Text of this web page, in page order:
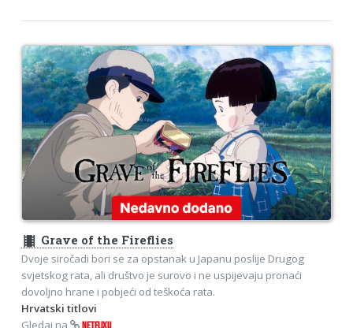
theaters Grave of the Fireflies
Dvoje siročadi bori se za opstanak u Japanu poslije Drugog
svjetskog rata, ali društvo je surovo i ne uspijevaju pronaći
dovoljno hrane i pobjeći od teškoća rata.
Hrvatski titlovi
Gledaj na
NETFLIXU